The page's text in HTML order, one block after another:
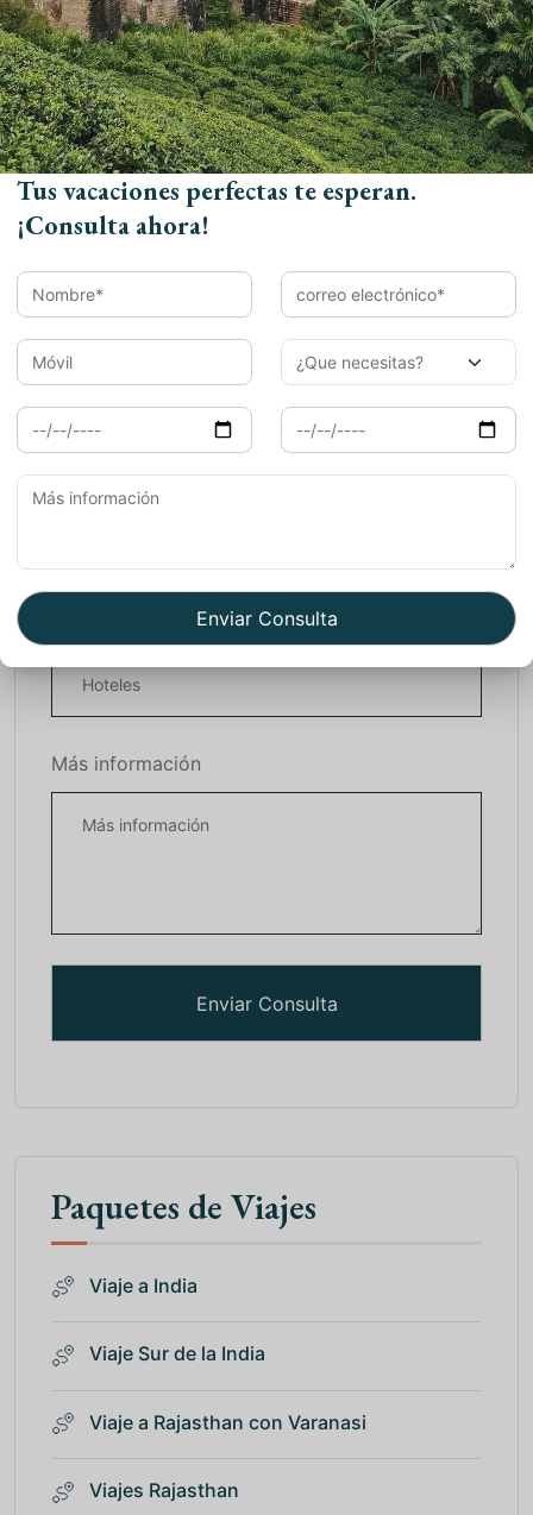
Email*
Móvil
Llegada
Salida
Más información
Paquetes de Viajes
Viaje a India
Viaje Sur de la India
Viaje a Rajasthan con Varanasi
Viajes Rajasthan
Tus vacaciones perfectas te esperan.
¡Consulta ahora!